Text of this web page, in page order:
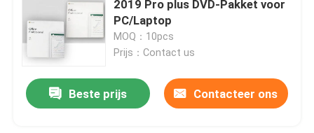
Microsoft Office 2019
Microsoft Office 2021
2019 Pro plus DVD-Pakket voor
PC/Laptop
MOQ：10pcs
Prijs：Contact us
Beste prijs Contacteer ons